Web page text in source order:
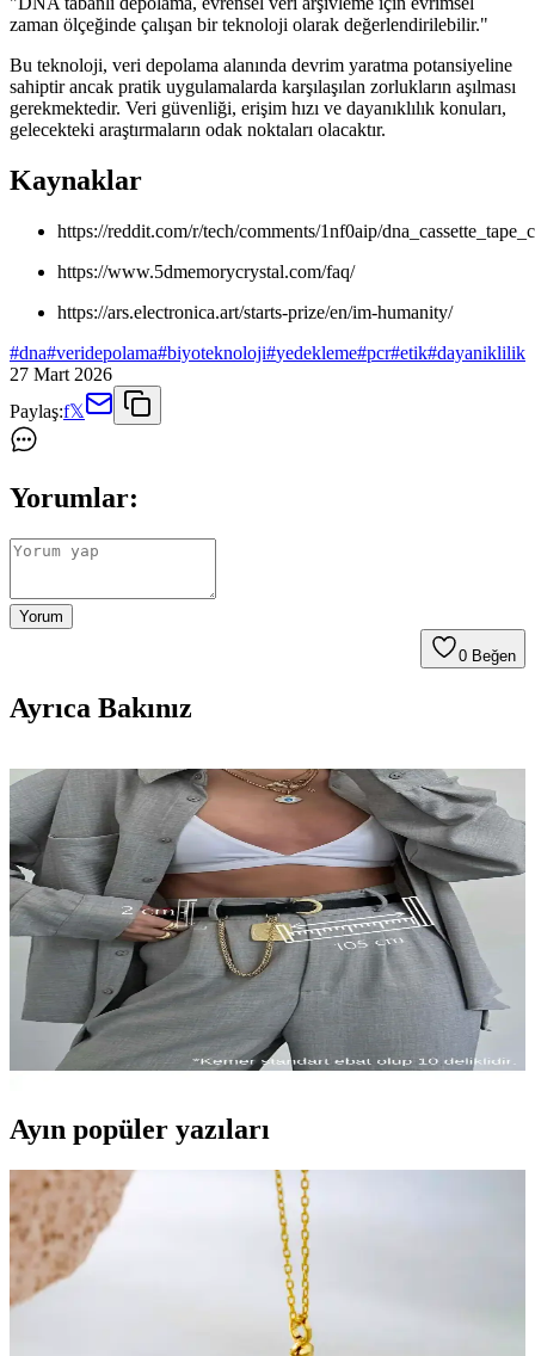
zaman ölçeğinde çalışan bir teknoloji olarak değerlendirilebilir."
Bu teknoloji, veri depolama alanında devrim yaratma potansiyeline
sahiptir ancak pratik uygulamalarda karşılaşılan zorlukların aşılması
gerekmektedir. Veri güvenliği, erişim hızı ve dayanıklılık konuları,
gelecekteki araştırmaların odak noktaları olacaktır.
Kaynaklar
https://reddit.com/r/tech/comments/1nf0aip/
https://www.5dmemorycrystal.com/faq/
https://ars.electronica.art/starts-prize/en/im-humanity/
#dna#veridepolama#biyoteknoloji#yedekleme#pcr#etik#dayaniklilik
27 Mart 2026
Paylaş:f𝕏
Yorumlar:
Yorum
0 Beğen
Ayrıca Bakınız
DNA Teyp Depolama Teknolojisi: Petabaytlarca
Veriyi Küçük Hacimlerde Saklama Yöntemi
DNA tabanlı veri depolama, petabaytlarca veriyi küçük hacimlerde
saklama potansiyeli sunar. Ancak düşük erişim hızları ve maliyetler,
teknolojinin yaygınlaşmasını sınırlamaktadır.
Beethoven’in Sağlık Durumu ve Ölüm Nedeni
Üzerine Modern Bilimsel Bulgular
Beethoven’in ölüm nedeni, karaciğer hastalıkları ve genetik risklerin
modern analizlerle ortaya konmasıyla daha iyi anlaşılıyor. Bu
araştırmalar, sanatçının sağlık sorunlarına yeni ışık tutuyor.
Ayın popüler yazıları